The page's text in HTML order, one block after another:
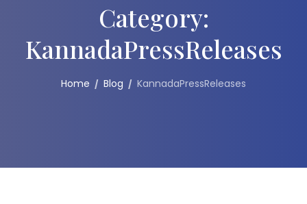
Category:
KannadaPressReleases
Home Blog KannadaPressReleases